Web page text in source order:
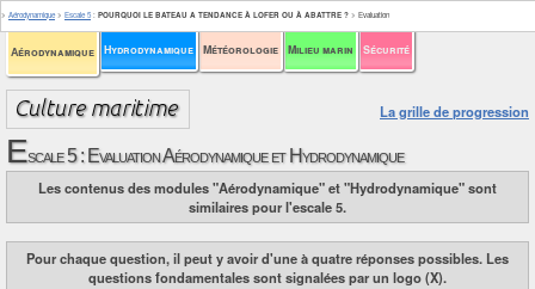
Aérodynamique Hydrodynamique Météorologie Milieu marin Sécurité
> Aérodynamique > Escale 5 : POURQUOI LE BATEAU A TENDANCE À LOFER OU À ABATTRE ? > Evaluation
La grille de progression
Escale 5 : Evaluation Aérodynamique et Hydrodynamique
Les contenus des modules "Aérodynamique" et "Hydrodynamique" sont
similaires pour l'escale 5.
Pour chaque question, il peut y avoir d'une à quatre réponses possibles. Les
questions fondamentales sont signalées par un logo (X).